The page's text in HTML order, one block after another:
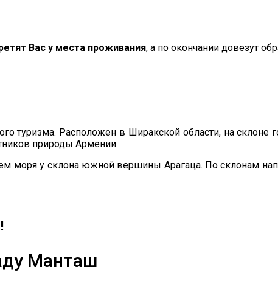
Вас у места проживания, а по окончании довезут
туризма. Расположен в Ширакской области, на
природы Армении.
моря у склона южной вершины Арагаца. По склонам
Манташ